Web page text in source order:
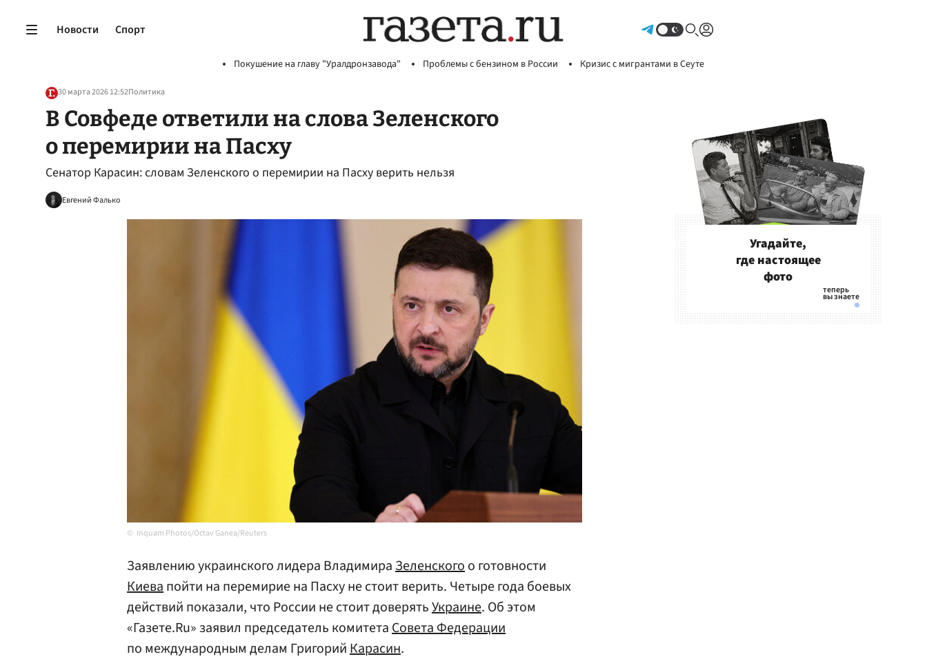
Новости Спорт
Покушение на главу "Уралдронзавода" Проблемы с бензином в России Кризис с мигрантами в Сеуте
30 марта 2026 12:52Политика
В Совфеде ответили на слова Зеленского
о перемирии на Пасху
Сенатор Карасин: словам Зеленского о перемирии на Пасху верить нельзя
Евгений Фалько
Inquam Photos/Octav Ganea/Reuters
Заявлению украинского лидера ВладимираЗеленскогоо готовности
Киевапойти на перемирие на Пасху не стоит верить. Четыре года боевых
действий показали, что России не стоит доверятьУкраине. Об этом
«Газете.Ru» заявил председатель комитетаСовета Федерации
по международным делам ГригорийКарасин.
Угадайте,
где настоящее
фото